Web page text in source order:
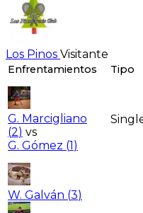
Los Pinos Visitante
Enfrentamientos Tipo
G. Marcigliano
(2) vs
G. Gómez (1)
W. Galván (3)